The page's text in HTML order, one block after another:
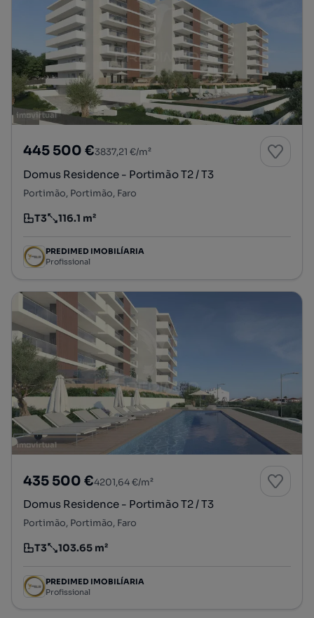
445 500 €3837,21 €/m²
Domus Residence - Portimão T2 / T3
Portimão, Portimão, Faro
Tipologia
T3
Preço por metro quadrado
116.1 m²
PREDIMED IMOBILÍARIA
Profissional
435 500 €4201,64 €/m²
Domus Residence - Portimão T2 / T3
Portimão, Portimão, Faro
Tipologia
T3
Preço por metro quadrado
103.65 m²
PREDIMED IMOBILÍARIA
Profissional